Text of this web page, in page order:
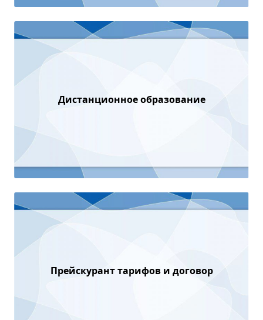
Дистанционное образование
Прейскурант тарифов и договор